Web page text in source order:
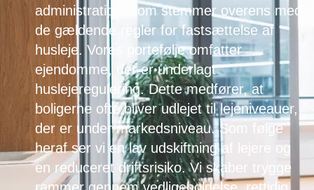
administration, som stemmer overens med
de gældende regler for fastsættelse af
husleje. Vores portefølje omfatter
ejendomme, der er underlagt
huslejeregulering. Dette medfører, at
boligerne ofte bliver udlejet til lejeniveauer,
der er under markedsniveau. Som følge
heraf ser vi en lav udskiftning af lejere og
en reduceret driftsrisiko. Vi skaber trygge